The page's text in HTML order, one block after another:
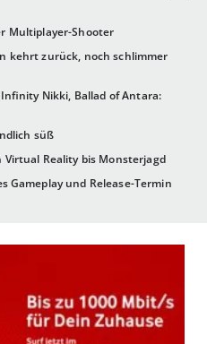
Multiplayer-Shooter
kehrt zurück, noch schlimmer
Nikki, Ballad of Antara:
süß
Virtual Reality bis Monsterjagd
Gameplay und Release-Termin